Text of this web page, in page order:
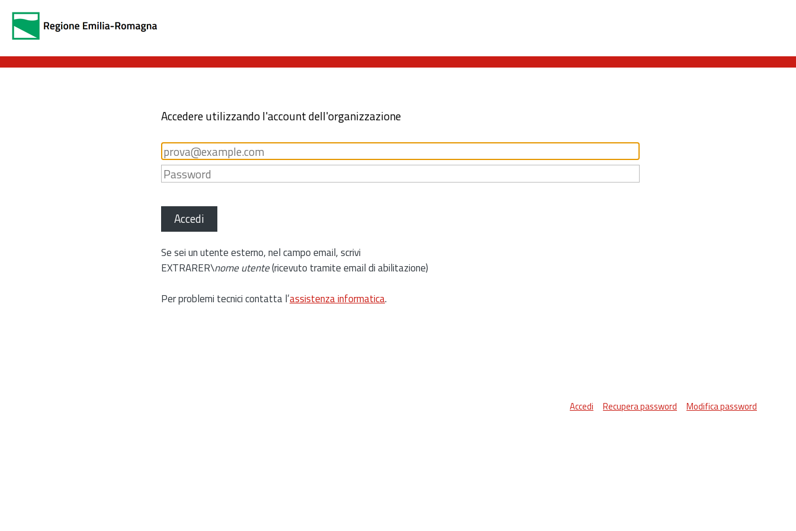
Accedere utilizzando l'account dell'organizzazione
Accedi
Se sei un utente esterno, nel campo email, scrivi
EXTRARER\nome utente(ricevuto tramite email di abilitazione)
Per problemi tecnici contatta l’assistenza informatica.
Accedi Recupera password Modifica password